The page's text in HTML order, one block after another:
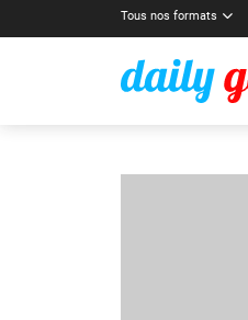
Tous nos formats